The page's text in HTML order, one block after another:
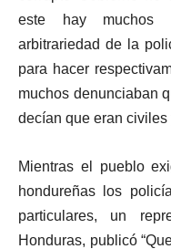
este hay muchos
arbitrariedad de la
para hacer
muchos denunciaban
decían que eran
Mientras el pueblo
hondureñas los
particulares, un
Honduras, publicó